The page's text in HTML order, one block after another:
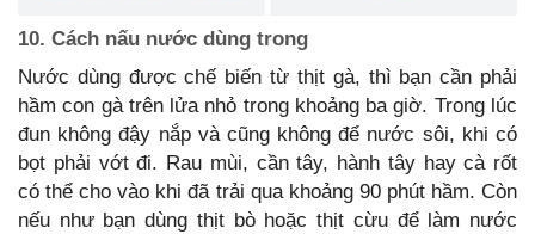
10. Cách nấu nước dùng trong
Nước dùng được chế biến từ thịt gà, thì bạn cần phải
hầm con gà trên lửa nhỏ trong khoảng ba giờ. Trong lúc
đun không đậy nắp và cũng không để nước sôi, khi có
bọt phải vớt đi. Rau mùi, cần tây, hành tây hay cà rốt
có thể cho vào khi đã trải qua khoảng 90 phút hầm. Còn
nếu như bạn dùng thịt bò hoặc thịt cừu để làm nước